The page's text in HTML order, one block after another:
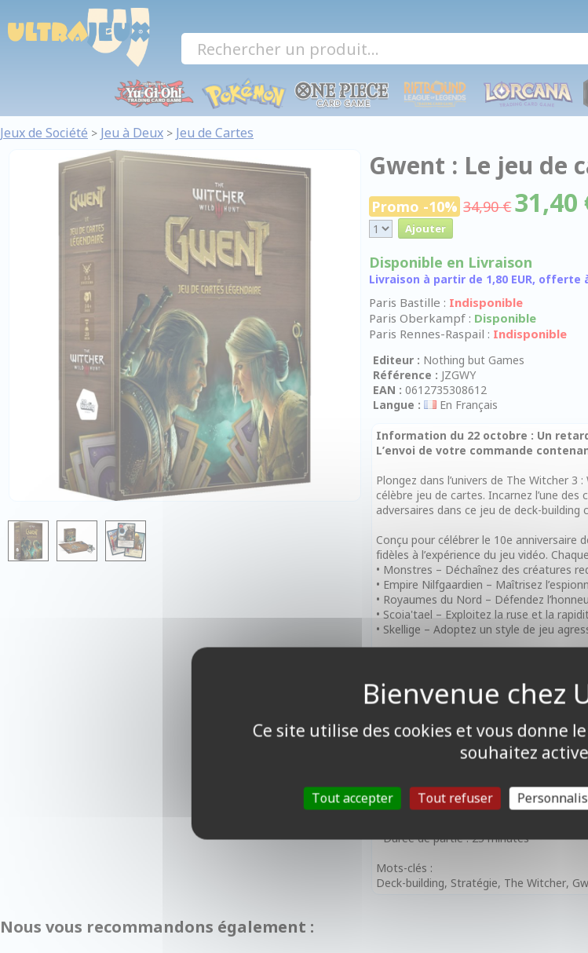
Jeux de Société > Jeu à Deux > Jeu de Cartes
Gwent : Le jeu de
Promo -10% 34,90 €31,40
Disponible en Livraison
Livraison à partir de 1,80 EUR,
Paris Bastille : Indisponible
Paris Oberkampf : Disponible
Paris Rennes-Raspail : Indisponible
Editeur : Nothing but Games
Référence : JZGWY
EAN : 0612735308612
Langue :
En Français
Information du 22 octobre : Un
L’envoi de votre commande
Plongez dans l’univers de The Witcher 3
célèbre jeu de cartes. Incarnez l’une
adversaires dans ce jeu de deck-building
Conçu pour célébrer le 10e anniversaire
fidèles à l’expérience du jeu vidéo.
• Monstres – Déchaînez des créatures
• Empire Nilfgaardien – Maîtrisez
• Royaumes du Nord – Défendez
• Scoia'tael – Exploitez la ruse et la
• Skellige – Adoptez un style de jeu
Avec des cartes superbement illustrées
expérience captivante pour les fans de
Contenu :
• 1 plateau de jeu
Caractéristiques :
• Âge : à partir de 12 ans
• Durée de partie : 25 minutes
Mots-clés :
Deck-building, Stratégie, The Witcher,
Nous vous recommandons également :
Panneau de gestion des cookies
Ce site utilise des cookies et vous donne
souhaitez
Tout accepter Tout refuser